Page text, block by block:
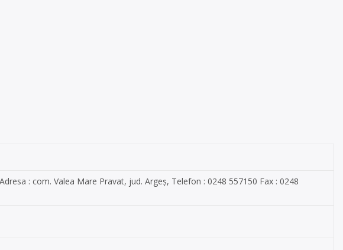
: com. Valea Mare Pravat, jud. Argeș, Telefon : 0248 557150 Fax : 0248